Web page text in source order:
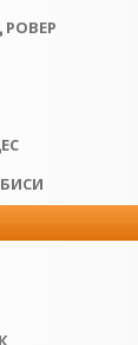
РОВЕР